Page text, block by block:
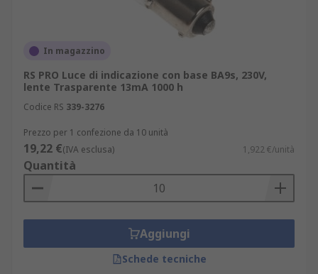
In magazzino
RS PRO Luce di indicazione con base BA9s, 230V,
lente Trasparente 13mA 1000 h
Codice RS 339-3276
Prezzo per 1 confezione da 10 unità
19,22 €(IVA esclusa) 1,922 €/unità
Quantità
Aggiungi
Schede tecniche